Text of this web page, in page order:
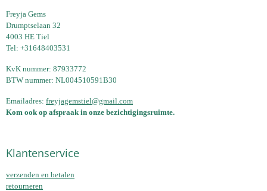
Freyja Gems
Drumptselaan 32
4003 HE Tiel
Tel: +31648403531
KvK nummer: 87933772
BTW nummer: NL004510591B30
Emailadres: freyjagemstiel@gmail.com
Kom ook op afspraak in onze bezichtigingsruimte.
Klantenservice
verzenden en betalen
retourneren